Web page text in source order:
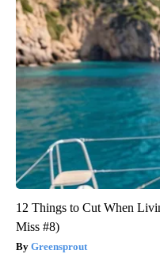
12 Things to Cut When
Miss #8)
Greensprout